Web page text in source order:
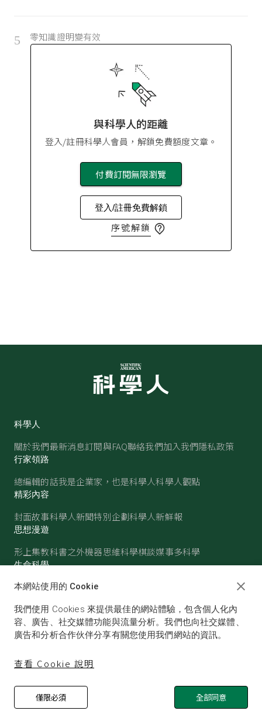
5 零知識證明變有效
與科學人的距離
登入/註冊科學人會員，解鎖免費額度文章。
付費訂閱無限瀏覽
登入/註冊免費解鎖
序號解鎖
科學人
關於我們最新消息訂閱與FAQ聯絡我們加入我們隱私政策
行家領路
總編輯的話我是企業家，也是科學人科學人觀點
精彩內容
封面故事科學人新聞特別企劃科學人新鮮報
思想漫遊
形上集教科書之外機器思維科學棋談媒事多科學
生命科學
醫學古生物心理學生態學
物理 化學地球科學天文
© SCIENTIFIC AMERICAN, A DIVISION OF NATURE
AMERICA, INC.ALL RIGHTS RESERVED.
本網站使用的 Cookie
我們使用 Cookies 來提供最佳的網站體驗，包含個人化內
容、廣告、社交媒體功能與流量分析。我們也向社交媒體、
廣告和分析合作伙伴分享有關您使用我們網站的資訊。
查看 Cookie 說明
僅限必須 全部同意